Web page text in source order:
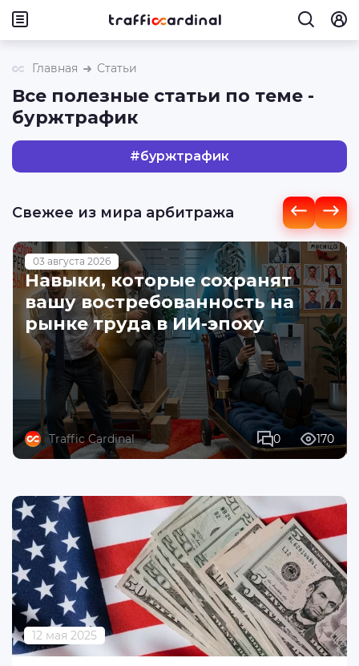
Главная Статьи
Все полезные статьи по теме -
буржтрафик
#буржтрафик
Свежее из мира арбитража
03 августа 2026
Навыки, которые сохранят
вашу востребованность на
рынке труда в ИИ-эпоху
Traffic Cardinal 0 170
12 мая 2025